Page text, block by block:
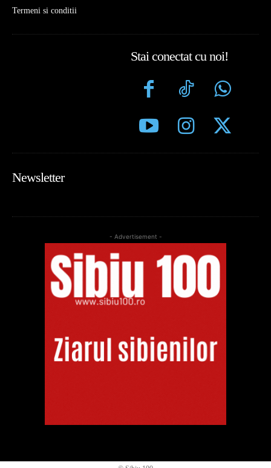
Termeni si conditii
Stai conectat cu noi!
Newsletter
- Advertisement -